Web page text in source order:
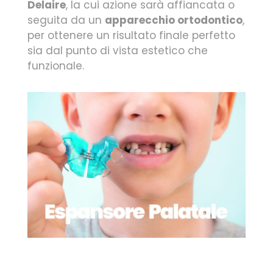
Delaire, la cui azione sarà affiancata o
seguita da un apparecchio ortodontico,
per ottenere un risultato finale perfetto
sia dal punto di vista estetico che
funzionale.